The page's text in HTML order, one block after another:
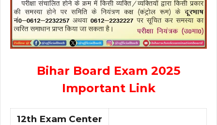
Bihar Board Exam 2025
Important Link
12th Exam Center